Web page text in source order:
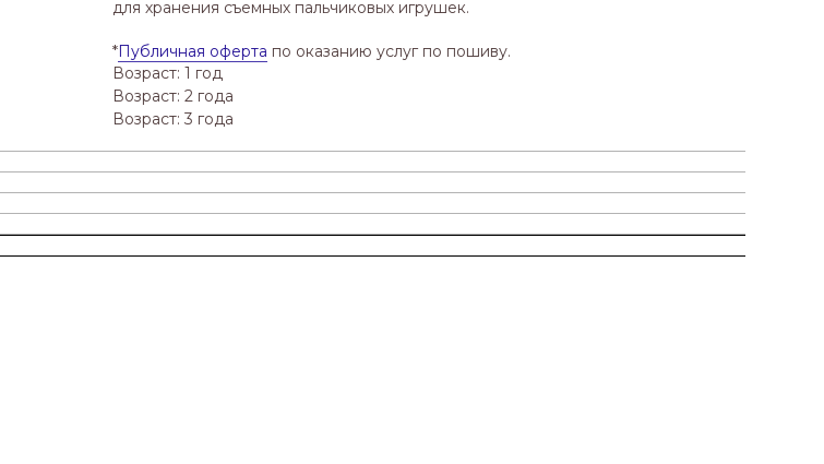
для хранения съемных пальчиковых игрушек.
*Публичная оферта по оказанию услуг по пошиву.
Возраст: 1 год
Возраст: 2 года
Возраст: 3 года